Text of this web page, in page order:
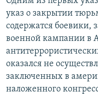
указ о закрытии
содержатся боевики,
военной кампании в
оказался не
заключенных в
наложенного